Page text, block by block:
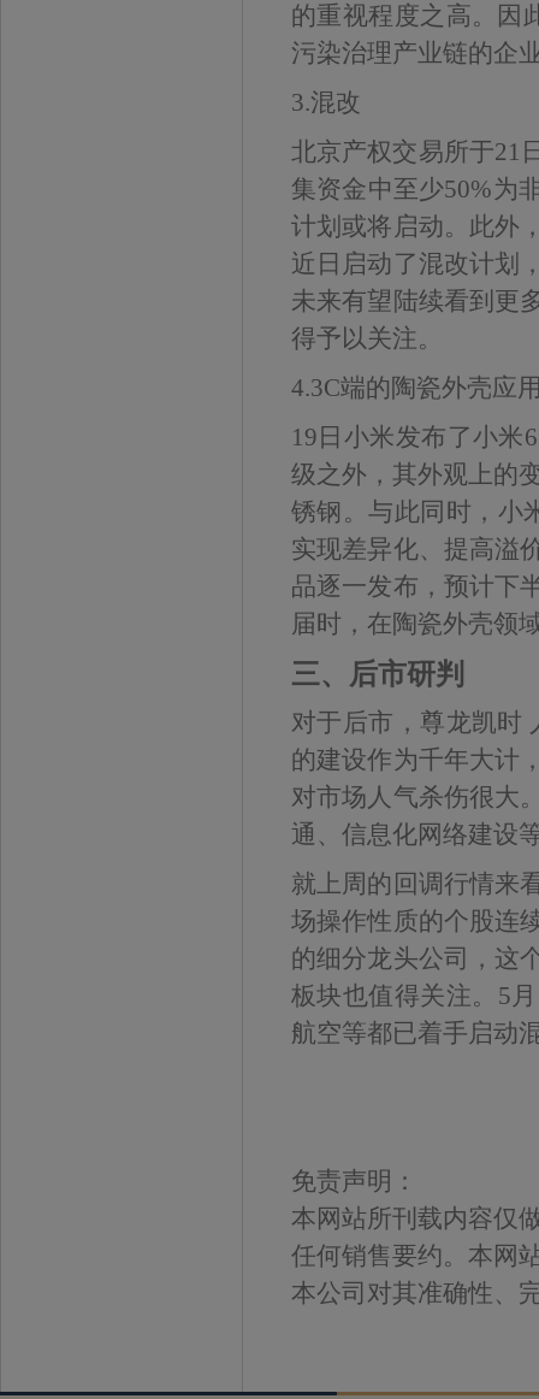
的重视程度之高。因
污染治理产业链的企
3.混改
北京产权交易所于21
集资金中至少50%为
计划或将启动。此外
近日启动了混改计划
未来有望陆续看到更
得予以关注。
4.3C端的陶瓷外壳应
19日小米发布了小米
级之外，其外观上的
锈钢。与此同时，小
实现差异化、提高溢
品逐一发布，预计下
届时，在陶瓷外壳领
三、后市研判
对于后市，尊龙凯时
的建设作为千年大计
对市场人气杀伤很大
通、信息化网络建设
就上周的回调行情来
场操作性质的个股连
的细分龙头公司，这
板块也值得关注。5
航空等都已着手启动
免责声明：
本网站所刊载内容仅
任何销售要约。本网
本公司对其准确性、